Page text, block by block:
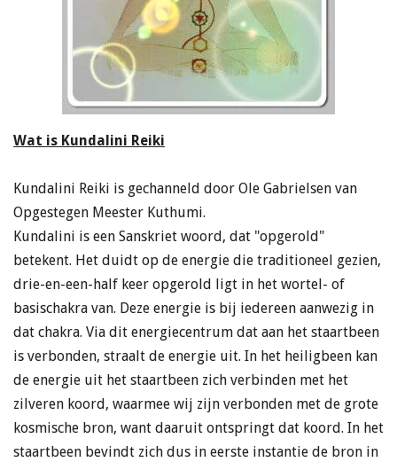
Wat is Kundalini Reiki
Kundalini Reiki is gechanneld door Ole Gabrielsen van
Opgestegen Meester Kuthumi.
Kundalini is een Sanskriet woord, dat "opgerold"
betekent. Het duidt op de energie die traditioneel gezien,
drie-en-een-half keer opgerold ligt in het wortel- of
basischakra van. Deze energie is bij iedereen aanwezig in
dat chakra. Via dit energiecentrum dat aan het staartbeen
is verbonden, straalt de energie uit. In het heiligbeen kan
de energie uit het staartbeen zich verbinden met het
zilveren koord, waarmee wij zijn verbonden met de grote
kosmische bron, want daaruit ontspringt dat koord. In het
staartbeen bevindt zich dus in eerste instantie de bron in